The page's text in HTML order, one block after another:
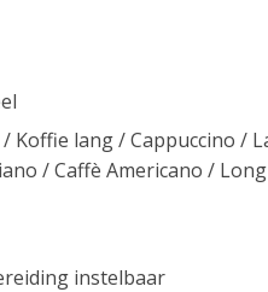
Koffie lang / Cappuccino /
/ Caffè Americano /
instelbaar